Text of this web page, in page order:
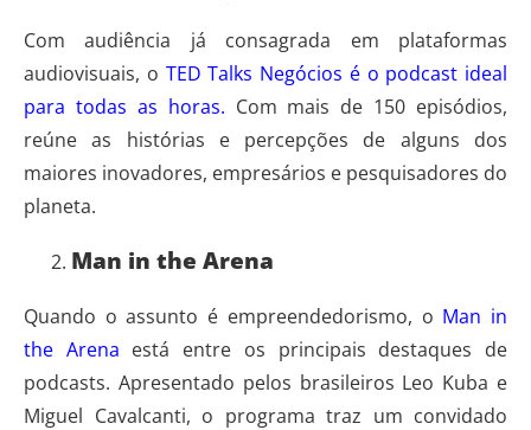
Com audiência já consagrada em plataformas
audiovisuais, o TED Talks Negócios é o podcast ideal
para todas as horas. Com mais de 150 episódios,
reúne as histórias e percepções de alguns dos
maiores inovadores, empresários e pesquisadores do
planeta.
Man in the Arena
Quando o assunto é empreendedorismo, o Man in
the Arena está entre os principais destaques de
podcasts. Apresentado pelos brasileiros Leo Kuba e
Miguel Cavalcanti, o programa traz um convidado